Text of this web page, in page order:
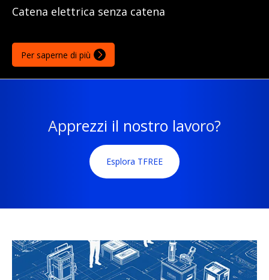
Catena elettrica senza catena
Per saperne di più
Apprezzi il nostro lavoro?
Esplora TFREE